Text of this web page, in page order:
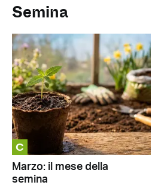
Semina
C
Marzo: il mese della
semina